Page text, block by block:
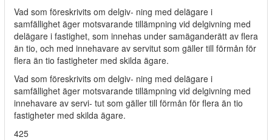
Vad som föreskrivits om delgiv- ning med delägare i
samfällighet äger motsvarande tillämpning vid delgivning med
delägare i fastighet, som innehas under samäganderätt av flera
än tio, och med innehavare av servitut som gäller till förmån för
flera än tio fastigheter med skilda ägare.
Vad som föreskrivits om delgiv- ning med delägare i
samfällighet äger motsvarande tillämpning vid delgivning med
innehavare av servi- tut som gäller till förmån för flera än tio
fastigheter med skilda ägare.
425